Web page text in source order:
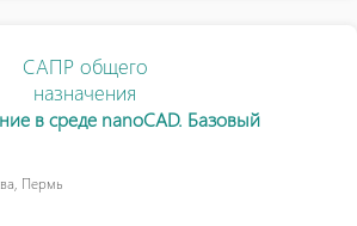
САПР общего
назначения
в среде nanoCAD. Базовый
Пермь